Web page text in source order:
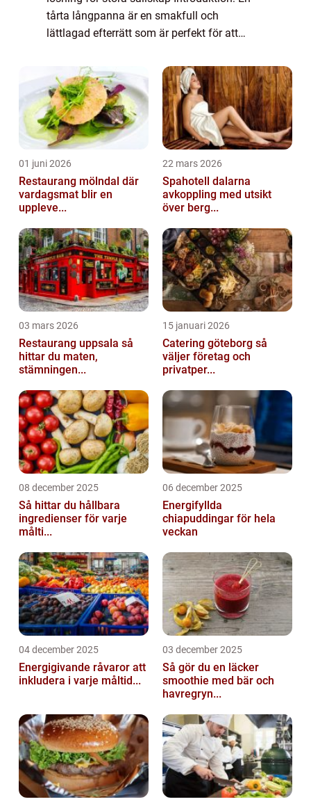
tårta långpanna är en smakfull och
lättlagad efterrätt som är perfekt för att
tårtan i en långpanna får man en ge...
01 juni 2026
Restaurang mölndal där
vardagsmat blir en
uppleve...
22 mars 2026
Spahotell dalarna
avkoppling med utsikt
över berg...
03 mars 2026
Restaurang uppsala så
hittar du maten,
stämningen...
15 januari 2026
Catering göteborg så
väljer företag och
privatper...
08 december 2025
Så hittar du hållbara
ingredienser för varje
målti...
06 december 2025
Energifyllda
chiapuddingar för hela
veckan
04 december 2025
Energigivande råvaror att
inkludera i varje måltid...
03 december 2025
Så gör du en läcker
smoothie med bär och
havregryn...